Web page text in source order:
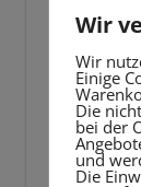
Video-
Player
Wir
Wir
Einige
Die
bei der
und
Die